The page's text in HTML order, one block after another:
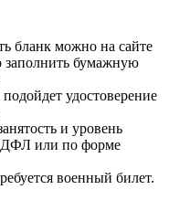
бланк можно на сайте
заполнить бумажную
удостоверение
и уровень
или по форме
военный билет.